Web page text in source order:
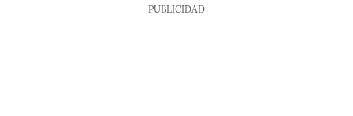
PUBLICIDAD